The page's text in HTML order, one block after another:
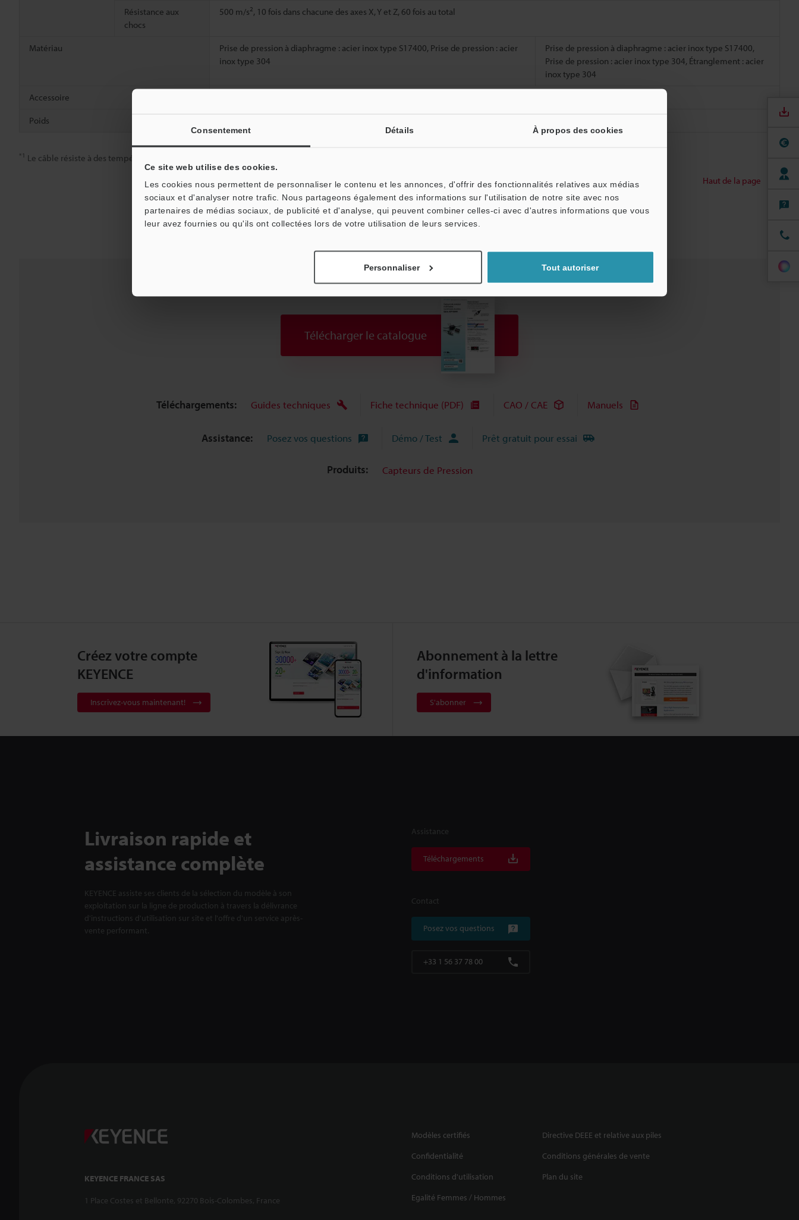
Consentement Détails À propos des cookies
Ce site web utilise des cookies.
Les cookies nous permettent de personnaliser le contenu et les annonces, d'offrir des fonctionnalités relatives aux médias
sociaux et d'analyser notre trafic. Nous partageons également des informations sur l'utilisation de notre site avec nos
partenaires de médias sociaux, de publicité et d'analyse, qui peuvent combiner celles-ci avec d'autres informations que vous
leur avez fournies ou qu'ils ont collectées lors de votre utilisation de leurs services.
Personnaliser Tout autoriser
Résistance aux
chocs
500 m/s2, 10 fois dans chacune des axes X, Y et Z, 60 fois au total
Matériau
Prise de pression à diaphragme : acier inox type S17400, Prise de pression : acier
inox type 304
Prise de pression à diaphragme : acier inox type S17400,
Prise de pression : acier inox type 304, Étranglement : acier
inox type 304
Accessoire
Poids
*1 Le câble résiste à des températures de -20 et +80 °C.
Haut de la page
Télécharger le catalogue
Téléchargements: Guides techniques Fiche technique (PDF) CAO / CAE Manuels
Assistance: Posez vos questions Démo / Test Prêt gratuit pour essai
Produits: Capteurs de Pression
Créez votre compte
KEYENCE
Inscrivez-vous maintenant!
Abonnement à la lettre
d'information
S'abonner
Livraison rapide et
assistance complète
KEYENCE assiste ses clients de la sélection du modèle à son
exploitation sur la ligne de production à travers la délivrance
d'instructions d'utilisation sur site et l'offre d'un service après-
vente performant.
Assistance
Téléchargements
Contact
Posez vos questions
+33 1 56 37 78 00
KEYENCE FRANCE SAS
1 Place Costes et Bellonte, 92270 Bois-Colombes, France
Modèles certifiés
Directive DEEE et relative aux piles
Confidentialité
Conditions générales de vente
Conditions d'utilisation
Plan du site
Egalité Femmes / Hommes